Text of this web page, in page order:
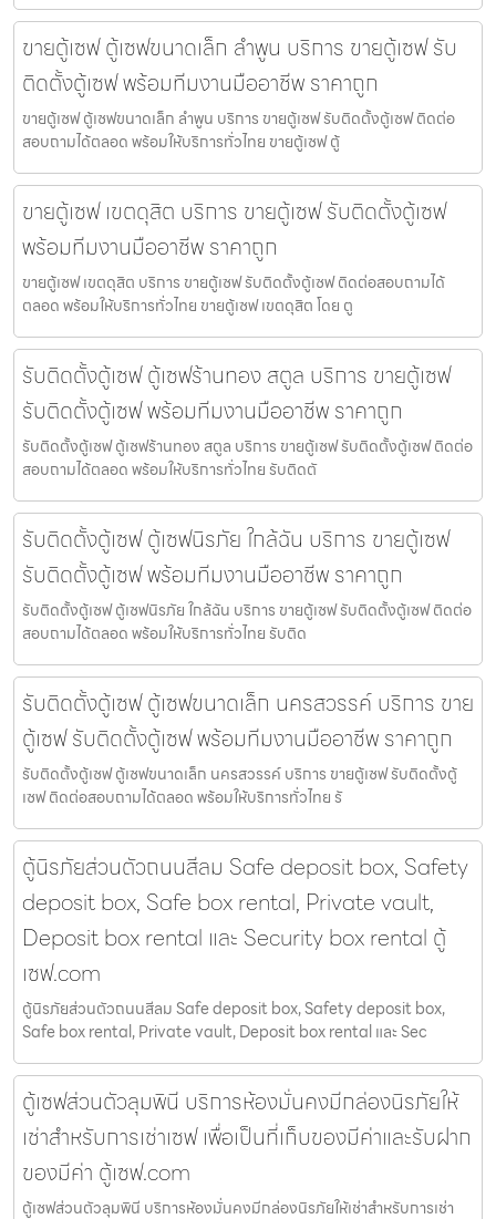
ขายตู้เซฟ ตู้เซฟขนาดเล็ก ลำพูน บริการ ขายตู้เซฟ รับ
ติดตั้งตู้เซฟ พร้อมทีมงานมืออาชีพ ราคาถูก
ขายตู้เซฟ ตู้เซฟขนาดเล็ก ลำพูน บริการ ขายตู้เซฟ รับติดตั้งตู้เซฟ ติดต่อ
สอบถามได้ตลอด พร้อมให้บริการทั่วไทย ขายตู้เซฟ ตู้
ขายตู้เซฟ เขตดุสิต บริการ ขายตู้เซฟ รับติดตั้งตู้เซฟ
พร้อมทีมงานมืออาชีพ ราคาถูก
ขายตู้เซฟ เขตดุสิต บริการ ขายตู้เซฟ รับติดตั้งตู้เซฟ ติดต่อสอบถามได้
ตลอด พร้อมให้บริการทั่วไทย ขายตู้เซฟ เขตดุสิต โดย ตู
รับติดตั้งตู้เซฟ ตู้เซฟร้านทอง สตูล บริการ ขายตู้เซฟ
รับติดตั้งตู้เซฟ พร้อมทีมงานมืออาชีพ ราคาถูก
รับติดตั้งตู้เซฟ ตู้เซฟร้านทอง สตูล บริการ ขายตู้เซฟ รับติดตั้งตู้เซฟ ติดต่อ
สอบถามได้ตลอด พร้อมให้บริการทั่วไทย รับติดตั
รับติดตั้งตู้เซฟ ตู้เซฟนิรภัย ใกล้ฉัน บริการ ขายตู้เซฟ
รับติดตั้งตู้เซฟ พร้อมทีมงานมืออาชีพ ราคาถูก
รับติดตั้งตู้เซฟ ตู้เซฟนิรภัย ใกล้ฉัน บริการ ขายตู้เซฟ รับติดตั้งตู้เซฟ ติดต่อ
สอบถามได้ตลอด พร้อมให้บริการทั่วไทย รับติด
รับติดตั้งตู้เซฟ ตู้เซฟขนาดเล็ก นครสวรรค์ บริการ ขาย
ตู้เซฟ รับติดตั้งตู้เซฟ พร้อมทีมงานมืออาชีพ ราคาถูก
รับติดตั้งตู้เซฟ ตู้เซฟขนาดเล็ก นครสวรรค์ บริการ ขายตู้เซฟ รับติดตั้งตู้
เซฟ ติดต่อสอบถามได้ตลอด พร้อมให้บริการทั่วไทย รั
ตู้นิรภัยส่วนตัวถนนสีลม Safe deposit box, Safety
deposit box, Safe box rental, Private vault,
Deposit box rental และ Security box rental ตู้
เซฟ.com
ตู้นิรภัยส่วนตัวถนนสีลม Safe deposit box, Safety deposit box,
Safe box rental, Private vault, Deposit box rental และ Sec
ตู้เซฟส่วนตัวลุมพินี บริการห้องมั่นคงมีกล่องนิรภัยให้
เช่าสำหรับการเช่าเซฟ เพื่อเป็นที่เก็บของมีค่าและรับฝาก
ของมีค่า ตู้เซฟ.com
ตู้เซฟส่วนตัวลุมพินี บริการห้องมั่นคงมีกล่องนิรภัยให้เช่าสำหรับการเช่า